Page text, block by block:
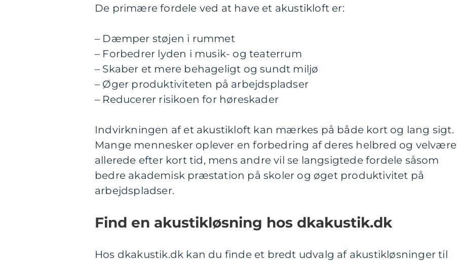
De primære fordele ved at have et akustikloft er:
– Dæmper støjen i rummet
– Forbedrer lyden i musik- og teaterrum
– Skaber et mere behageligt og sundt miljø
– Øger produktiviteten på arbejdspladser
– Reducerer risikoen for høreskader
Indvirkningen af et akustikloft kan mærkes på både kort og lang sigt.
Mange mennesker oplever en forbedring af deres helbred og velvære
allerede efter kort tid, mens andre vil se langsigtede fordele såsom
bedre akademisk præstation på skoler og øget produktivitet på
arbejdspladser.
Find en akustikløsning hos dkakustik.dk
Hos dkakustik.dk kan du finde et bredt udvalg af akustikløsninger til